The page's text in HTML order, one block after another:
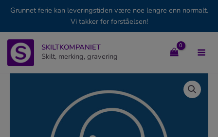
Grunnet ferie kan leveringstiden være noe lengre enn normalt.
Vi takker for forståelsen!
Hopp
SKILTKOMPANIET
Skilt, merking, gravering